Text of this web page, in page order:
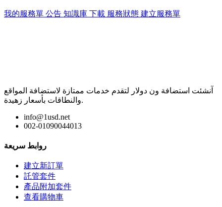
我的服務單 公告 知識庫 下載 服務狀態 建立服務單
آنشئت استضافة ون دولار لتقدم خدمات ممتازة لاستضافة المواقع
والنطاقات بأسعار زهيدة.
info@1usd.net
002-01090044013
روابط سريعة
建立新訂單
託管套件
產品附加套件
查看購物車